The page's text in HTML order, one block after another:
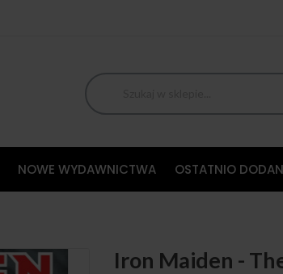
NOWE WYDAWNICTWA OSTATNIO
Iron Maiden -